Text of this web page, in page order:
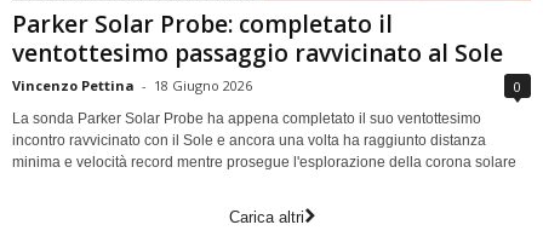
Parker Solar Probe: completato il
ventottesimo passaggio ravvicinato al Sole
Vincenzo Pettina - 18 Giugno 2026 0
La sonda Parker Solar Probe ha appena completato il suo ventottesimo
incontro ravvicinato con il Sole e ancora una volta ha raggiunto distanza
minima e velocità record mentre prosegue l'esplorazione della corona solare
Carica altri